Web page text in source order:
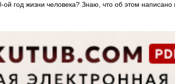
год жизни человека? Знаю, что об этом